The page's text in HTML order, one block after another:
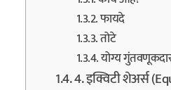
फायदे
तोटे
योग्य
4. इक्विटी शेअर्स